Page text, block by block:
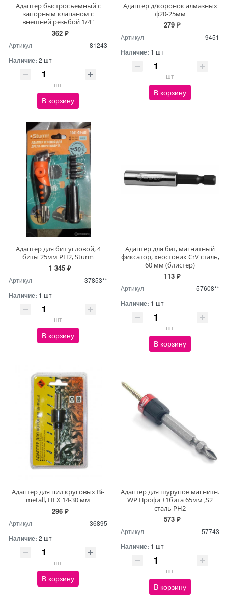
Адаптер быстросъемный с
запорным клапаном с
внешней резьбой 1/4"
362 ₽
Артикул 81243
Наличие: 2 шт
шт
В корзину
Адаптер д/коронок алмазных
ф20-25мм
279 ₽
Артикул 9451
Наличие: 1 шт
шт
В корзину
Адаптер для бит угловой, 4
биты 25мм PH2, Sturm
1 345 ₽
Артикул 37853**
Наличие: 1 шт
шт
В корзину
Адаптер для бит, магнитный
фиксатор, хвостовик CrV сталь,
60 мм (блистер)
113 ₽
Артикул 57608**
Наличие: 1 шт
шт
В корзину
Адаптер для пил круговых Bi-
metall, HEX 14-30 мм
296 ₽
Артикул 36895
Наличие: 2 шт
шт
В корзину
Адаптер для шурупов магнитн.
WP Профи +1бита 65мм ,S2
сталь PH2
573 ₽
Артикул 57743
Наличие: 1 шт
шт
В корзину